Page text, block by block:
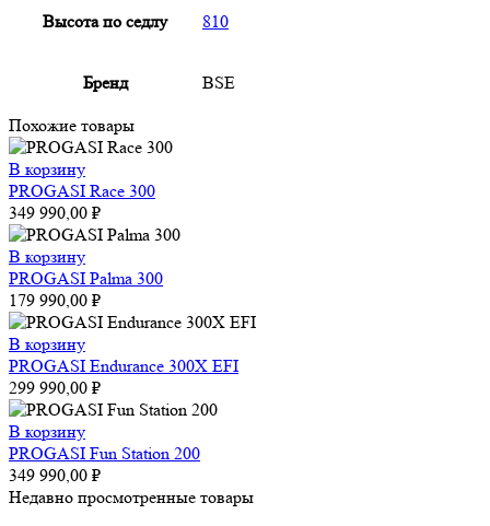
Высота по седлу 810
Бренд BSE
Похожие товары
В корзину
PROGASI Race 300
349 990,00 ₽
В корзину
PROGASI Palma 300
179 990,00 ₽
В корзину
PROGASI Endurance 300X EFI
299 990,00 ₽
В корзину
PROGASI Fun Station 200
349 990,00 ₽
Недавно просмотренные товары